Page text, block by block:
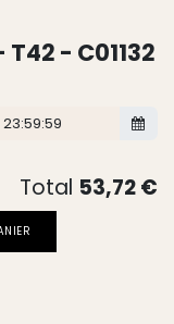
- C01132
Total 53,72€